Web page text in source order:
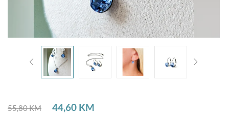
55,80KM 44,60 KM